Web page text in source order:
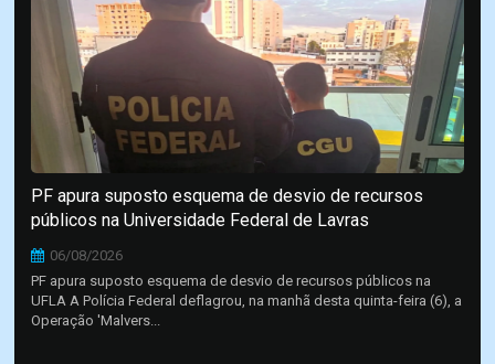
PF apura suposto esquema de desvio de recursos
públicos na Universidade Federal de Lavras
06/08/2026
PF apura suposto esquema de desvio de recursos públicos na
UFLA A Polícia Federal deflagrou, na manhã desta quinta-feira (6), a
Operação 'Malvers...